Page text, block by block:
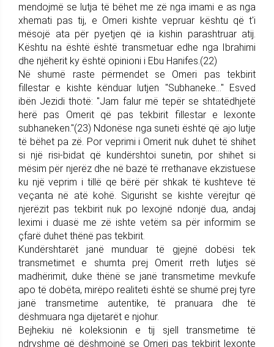
mendojmë se lutja të bëhet me zë nga imami e as nga
xhemati pas tij, e Omeri kishte vepruar kështu që t'i
mësojë ata për pyetjen që ia kishin parashtruar atij.
Kështu na është është transmetuar edhe nga Ibrahimi
dhe njëherit ky është opinioni i Ebu Hanifes.(22)
Në shumë raste përmendet se Omeri pas tekbirit
fillestar e kishte kënduar lutjen "Subhaneke..." Esved
ibën Jezidi thotë: "Jam falur më tepër se shtatëdhjetë
herë pas Omerit që pas tekbirit fillestar e lexonte
subhaneken."(23) Ndonëse nga suneti është që ajo lutje
të bëhet pa zë. Por veprimi i Omerit nuk duhet të shihet
si një risi-bidat që kundërshtoi sunetin, por shihet si
mësim për njerëz dhe në bazë të rrethanave ekzistuese
ku një veprim i tillë qe bërë për shkak të kushteve të
veçanta në atë kohë. Sigurisht se kishte vërejtur që
njerëzit pas tekbirit nuk po lexojnë ndonjë dua, andaj
leximi i duasë me zë ishte vetëm sa për informim se
çfarë duhet thënë pas tekbirit.
Kundërshtarët janë munduar të gjejnë dobësi tek
transmetimet e shumta prej Omerit rreth lutjes së
madhërimit, duke thënë se janë transmetime mevkufe
apo të dobëta, mirëpo realiteti është se shumë prej tyre
janë transmetime autentike, të pranuara dhe të
dëshmuara nga dijetarët e njohur.
Bejhekiu në koleksionin e tij sjell transmetime të
ndryshme që dëshmojnë se Omeri pas tekbirit lexonte